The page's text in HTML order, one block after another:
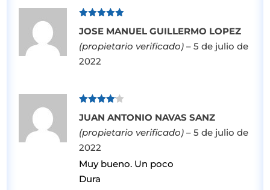
con5de 5
JOSE MANUEL GUILLERMO LOPEZ
(propietario verificado) – 5 de julio de
2022
con4de
5
JUAN ANTONIO NAVAS SANZ
(propietario verificado) – 5 de julio de
2022
Muy bueno. Un poco
Dura